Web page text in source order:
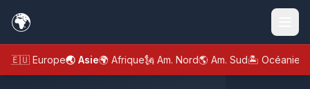
🌍
🇪🇺 Europe🌏 Asie🌍 Afrique🗽 Am. Nord🌎 Am. Sud🏝️ Océanie